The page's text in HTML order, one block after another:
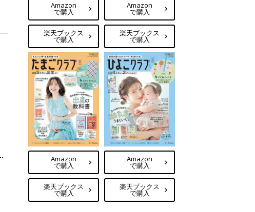
Amazon
で購入
楽天ブックス
で購入
Amazon
で購入
楽天ブックス
で購入
Amazon
で購入
楽天ブックス
で購入
Amazon
で購入
楽天ブックス
で購入